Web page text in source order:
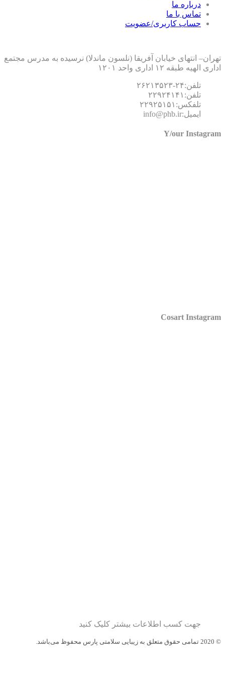
درباره ما
تماس با ما
حساب کاربری/عضویت
انتهای خیابان آفریقا (نلسون ماندلا) نرسیده به مدرس مجتمع
الهیه طبقه ۱۲ اداری واحد ۱۲۰۱
تلفن:۲۴-۲۶۲۱۳۵۲۳
تلفن:۲۲۹۲۴۱۴۱
تلفکس:۲۲۹۲۵۱۵۱
ایمیل:info@phb.ir
Y/our
Cosart
جهت کسب اطلاعات بیشتر کلیک کنید